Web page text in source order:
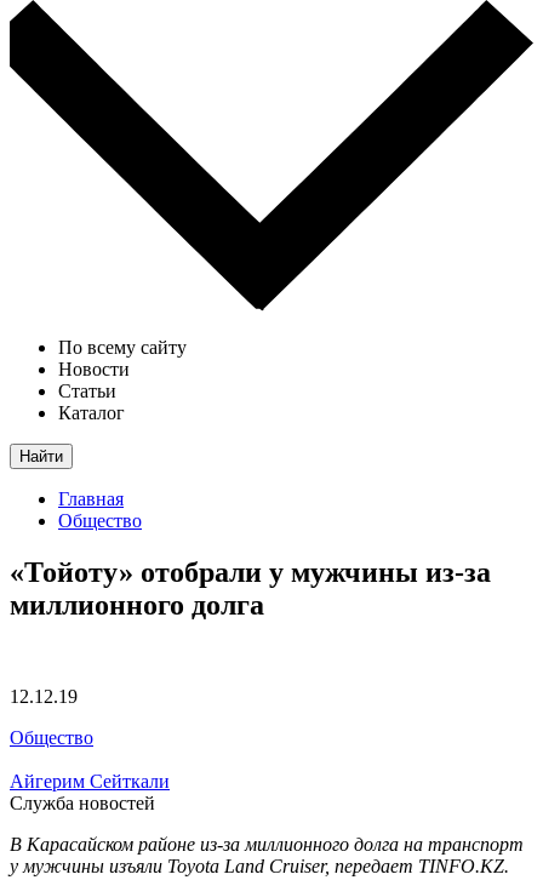
По всему сайту
Новости
Статьи
Каталог
Найти
Главная
Общество
«Тойоту» отобрали у мужчины из-за
миллионного долга
12.12.19
Общество
Айгерим Сейткали
Служба новостей
В Карасайском районе из-за миллионного долга на транспорт
у мужчины изъяли Toyota Land Cruiser, передает TINFO.KZ.